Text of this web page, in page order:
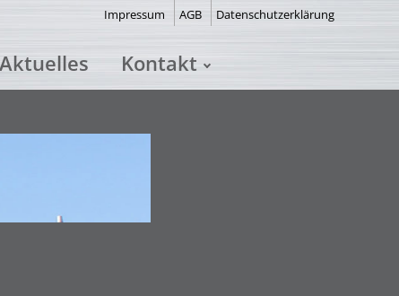
Impressum AGB Datenschutzerklärung
Aktuelles Kontakt